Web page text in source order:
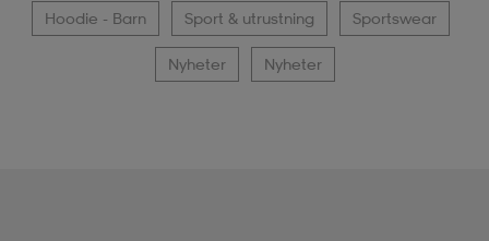
Hoodie - Barn Sport & utrustning Sportswear
Nyheter Nyheter